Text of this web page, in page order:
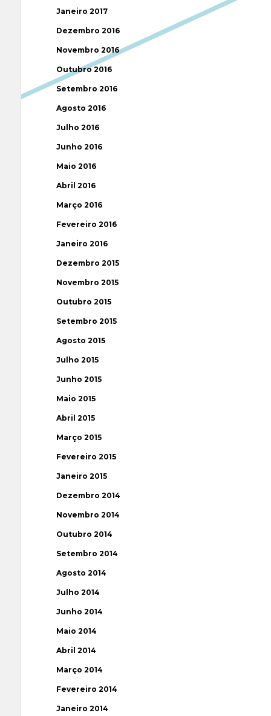
Janeiro 2017
Dezembro 2016
Novembro 2016
Outubro 2016
Setembro 2016
Agosto 2016
Julho 2016
Junho 2016
Maio 2016
Abril 2016
Março 2016
Fevereiro 2016
Janeiro 2016
Dezembro 2015
Novembro 2015
Outubro 2015
Setembro 2015
Agosto 2015
Julho 2015
Junho 2015
Maio 2015
Abril 2015
Março 2015
Fevereiro 2015
Janeiro 2015
Dezembro 2014
Novembro 2014
Outubro 2014
Setembro 2014
Agosto 2014
Julho 2014
Junho 2014
Maio 2014
Abril 2014
Março 2014
Fevereiro 2014
Janeiro 2014